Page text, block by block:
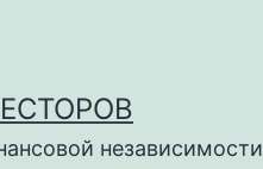
независимости